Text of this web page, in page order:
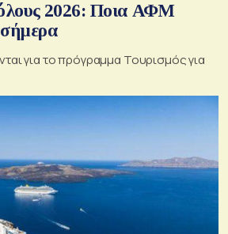
2026: Ποια ΑΦΜ
για το πρόγραμμα Τουρισμός για